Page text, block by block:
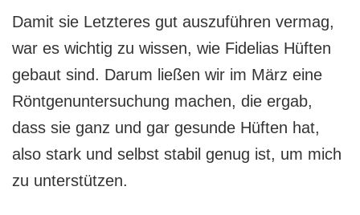
Damit sie Letzteres gut auszuführen vermag,
war es wichtig zu wissen, wie Fidelias Hüften
gebaut sind. Darum ließen wir im März eine
Röntgenuntersuchung machen, die ergab,
dass sie ganz und gar gesunde Hüften hat,
also stark und selbst stabil genug ist, um mich
zu unterstützen.